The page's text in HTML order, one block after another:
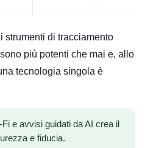
strumenti di tracciamento
più potenti che mai e, allo
tecnologia singola è
e avvisi guidati da AI crea il
e fiducia.